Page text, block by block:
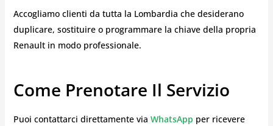
Accogliamo clienti da tutta la Lombardia che desiderano
duplicare, sostituire o programmare la chiave della propria
Renault in modo professionale.
Come Prenotare Il Servizio
Puoi contattarci direttamente via WhatsApp per ricevere